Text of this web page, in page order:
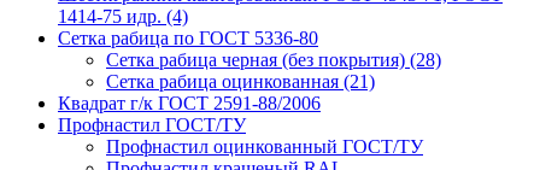
1414-75 идр. (4)
Сетка рабица по ГОСТ 5336-80
Сетка рабица черная (без покрытия) (28)
Сетка рабица оцинкованная (21)
Квадрат г/к ГОСТ 2591-88/2006
Профнастил ГОСТ/ТУ
Профнастил оцинкованный ГОСТ/ТУ